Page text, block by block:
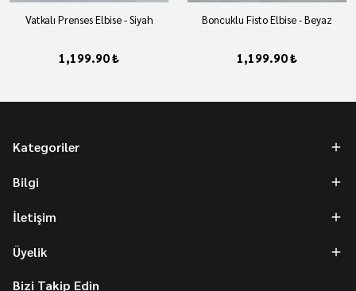
Vatkalı Prenses Elbise - Siyah
1,199.90 ₺
Boncuklu Fisto Elbise - Beyaz
1,199.90 ₺
Kategoriler
Bilgi
İletişim
Üyelik
Bizi Takip Edin